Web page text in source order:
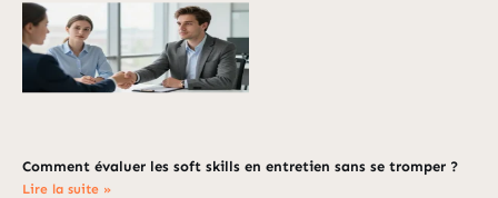
Comment évaluer les soft skills en entretien sans se tromper ?
Lire la suite »